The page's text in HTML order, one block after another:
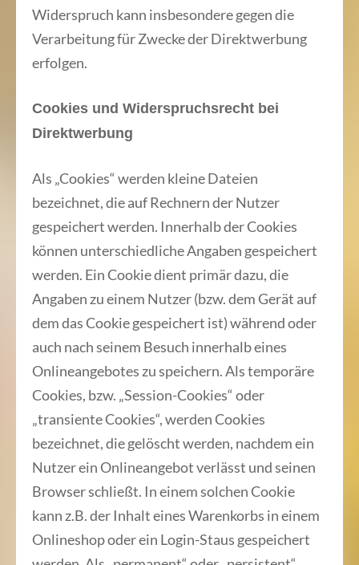
Widerspruch kann insbesondere gegen die
Verarbeitung für Zwecke der Direktwerbung
erfolgen.
Cookies und Widerspruchsrecht bei
Direktwerbung
Als „Cookies“ werden kleine Dateien
bezeichnet, die auf Rechnern der Nutzer
gespeichert werden. Innerhalb der Cookies
können unterschiedliche Angaben gespeichert
werden. Ein Cookie dient primär dazu, die
Angaben zu einem Nutzer (bzw. dem Gerät auf
dem das Cookie gespeichert ist) während oder
auch nach seinem Besuch innerhalb eines
Onlineangebotes zu speichern. Als temporäre
Cookies, bzw. „Session-Cookies“ oder
„transiente Cookies“, werden Cookies
bezeichnet, die gelöscht werden, nachdem ein
Nutzer ein Onlineangebot verlässt und seinen
Browser schließt. In einem solchen Cookie
kann z.B. der Inhalt eines Warenkorbs in einem
Onlineshop oder ein Login-Staus gespeichert